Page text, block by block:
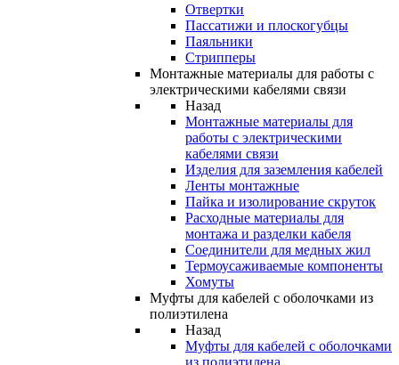
Отвертки
Пассатижи и плоскогубцы
Паяльники
Стрипперы
Монтажные материалы для работы с
электрическими кабелями связи
Назад
Монтажные материалы для
работы с электрическими
кабелями связи
Изделия для заземления кабелей
Ленты монтажные
Пайка и изолирование скруток
Расходные материалы для
монтажа и разделки кабеля
Соединители для медных жил
Термоусаживаемые компоненты
Хомуты
Муфты для кабелей с оболочками из
полиэтилена
Назад
Муфты для кабелей с оболочками
из полиэтилена